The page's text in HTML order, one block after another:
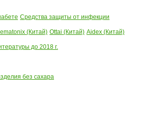
Средства защиты от инфекции
(Китай) Ottai (Китай) Aidex (Китай)
до 2018 г.
без сахара